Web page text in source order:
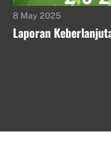
8 May 2025
Laporan